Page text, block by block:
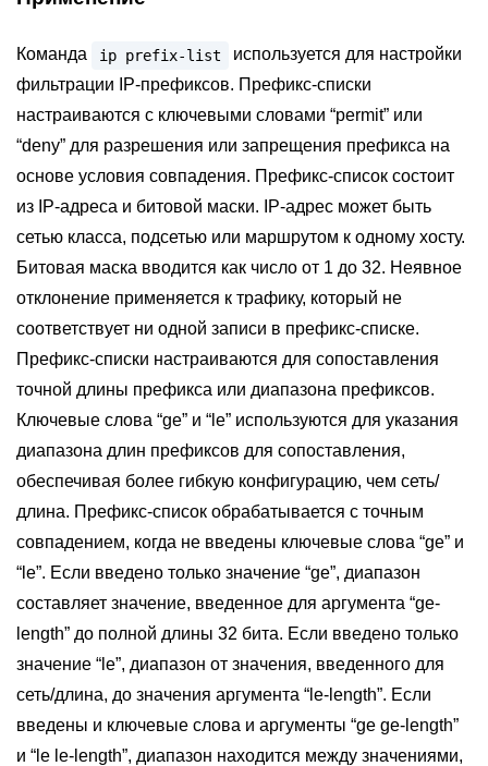
Команда ip prefix-list
используется для настройки
фильтрации IP-префиксов. Префикс-списки
настраиваются с ключевыми словами “permit” или
“deny” для разрешения или запрещения префикса на
основе условия совпадения. Префикс-список состоит
из IP-адреса и битовой маски. IP-адрес может быть
сетью класса, подсетью или маршрутом к одному хосту.
Битовая маска вводится как число от 1 до 32. Неявное
отклонение применяется к трафику, который не
соответствует ни одной записи в префикс-списке.
Префикс-списки настраиваются для сопоставления
точной длины префикса или диапазона префиксов.
Ключевые слова “ge” и “le” используются для указания
диапазона длин префиксов для сопоставления,
обеспечивая более гибкую конфигурацию, чем сеть/
длина. Префикс-список обрабатывается с точным
совпадением, когда не введены ключевые слова “ge” и
“le”. Если введено только значение “ge”, диапазон
составляет значение, введенное для аргумента “ge-
length” до полной длины 32 бита. Если введено только
значение “le”, диапазон от значения, введенного для
сеть/длина, до значения аргумента “le-length”. Если
введены и ключевые слова и аргументы “ge ge-length”
и “le le-length”, диапазон находится между значениями,